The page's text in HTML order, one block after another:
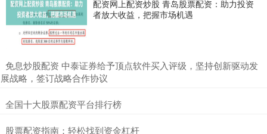
配资网上配资炒股 青岛股票配资：助力投资
者放大收益，把握市场机遇
​免息炒股配资 中泰证券给予顶点软件买入评级，坚持创新驱动发
展战略，签订战略合作协议
​全国十大股票配资平台排行榜
​股票配资指南：轻松找到资金杠杆